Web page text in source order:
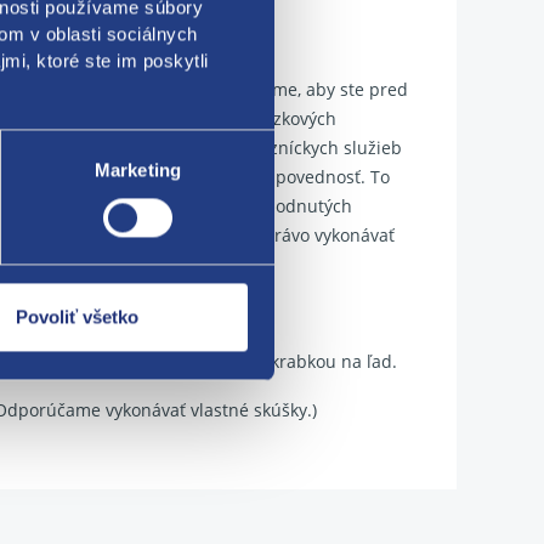
používame súbory
v oblasti sociálnych
ktoré ste im poskytli
Marketing
Povoliť všetko
a skúsenostiach; odporúčame, aby ste pred
a skladovacích a prevádzkových
oddelenie bezplatných zákazníckych služieb
za túto službu žiadnu zodpovednosť. To
špecifikovaných, zmluvne dohodnutých
produktov. Vyhradzujeme si právo vykonávať
roztopený sneh odstráňte škrabkou na ľad.
vykonávať vlastné skúšky.)